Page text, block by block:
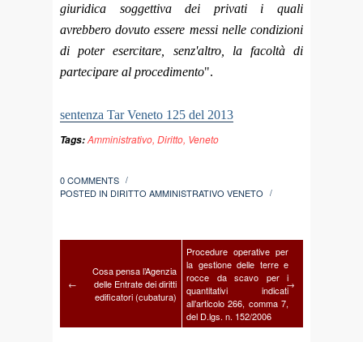
giuridica soggettiva dei privati i quali
avrebbero dovuto essere messi nelle condizioni
di poter esercitare, senz'altro, la facoltà di
partecipare al procedimento".
sentenza Tar Veneto 125 del 2013
Tags:Amministrativo, Diritto, Veneto
0 COMMENTS /
POSTED IN DIRITTO AMMINISTRATIVO VENETO /
←
Cosa pensa l’Agenzia
delle Entrate dei diritti
edificatori (cubatura)
Procedure operative per
la gestione delle terre e
rocce da scavo per i
quantitativi indicati
all’articolo 266, comma 7,
del D.lgs. n. 152/2006
→